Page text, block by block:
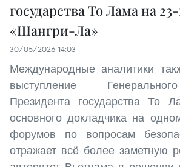
государства То Лама на
«Шангри-Ла»
30/05/2026 14:03
Международные аналитики
выступление
Президента государства То
основного докладчика на
форумов по вопросам
отражает всё более заметную